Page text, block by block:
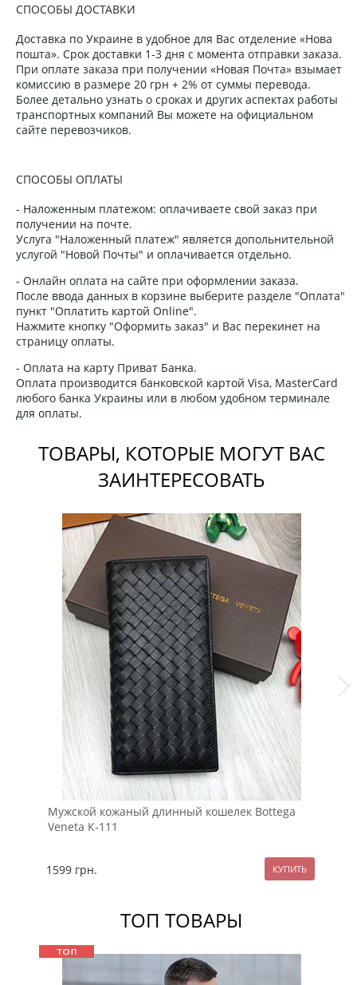
СПОСОБЫ ДОСТАВКИ
Доставка по Украине в удобное для Вас отделение «Нова
пошта». Срок доставки 1-3 дня с момента отправки заказа.
При оплате заказа при получении «Новая Почта» взымает
комиссию в размере 20 грн + 2% от суммы перевода.
Более детально узнать о сроках и других аспектах работы
транспортных компаний Вы можете на официальном
сайте перевозчиков.
СПОСОБЫ ОПЛАТЫ
- Наложенным платежом: оплачиваете свой заказ при
получении на почте.
Услуга "Наложенный платеж" является допольнительной
услугой "Новой Почты" и оплачивается отдельно.
- Онлайн оплата на сайте при оформлении заказа.
После ввода данных в корзине выберите разделе "Оплата"
пункт "Оплатить картой Online".
Нажмите кнопку "Оформить заказ" и Вас перекинет на
страницу оплаты.
- Оплата на карту Приват Банка.
Оплата производится банковской картой Visa, MasterCard
любого банка Украины или в любом удобном терминале
для оплаты.
ТОВАРЫ, КОТОРЫЕ МОГУТ ВАС
ЗАИНТЕРЕСОВАТЬ
Мужской кожаный длинный кошелек Bottega
Veneta К-111
1599 грн.
ТОП ТОВАРЫ